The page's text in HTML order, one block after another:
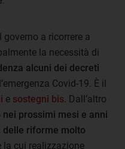
a ricorrere a
la necessità di
alcuni dei decreti
Covid-19. È il
e sostegni bis . Dall’altro
prossimi mesi e anni
delle riforme molto
la cui realizzazione